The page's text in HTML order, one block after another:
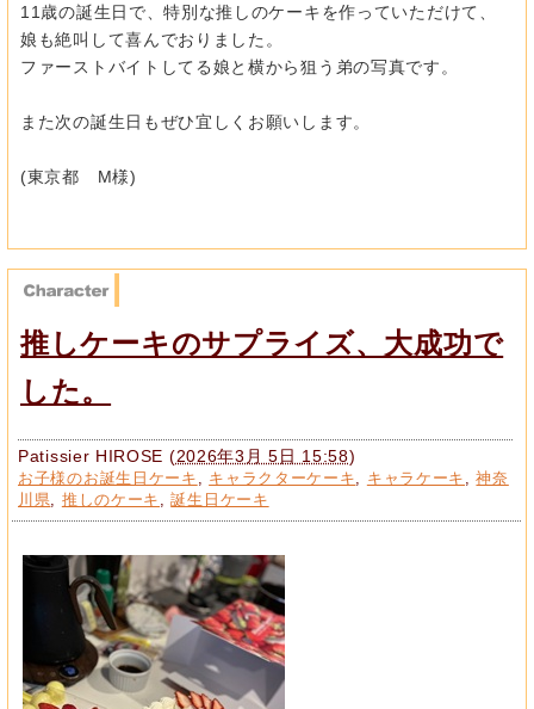
11歳の誕生日で、特別な推しのケーキを作っていただけて、
娘も絶叫して喜んでおりました。
ファーストバイトしてる娘と横から狙う弟の写真です。
また次の誕生日もぜひ宜しくお願いします。
(東京都 M様)
推しケーキのサプライズ、大成功で
した。
Patissier HIROSE (2026年3月 5日 15:58)
お子様のお誕生日ケーキ キャラクターケーキ キャラケーキ ,神奈
川県
推しのケーキ ,誕生日ケーキ